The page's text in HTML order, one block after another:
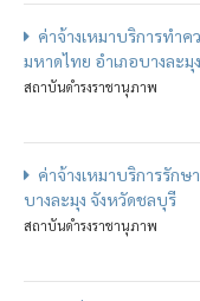
ค่าจ้างเหมาบริการทำ
มหาดไทย อำเภอบางละมุ
สถาบันดำรงราชานุภาพ
ค่าจ้างเหมาบริการรัก
บางละมุง จังหวัดชลบุรี
สถาบันดำรงราชานุภาพ